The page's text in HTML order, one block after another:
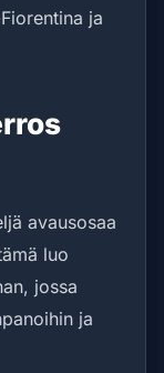
ja
avausosaa
luo
jossa
ja